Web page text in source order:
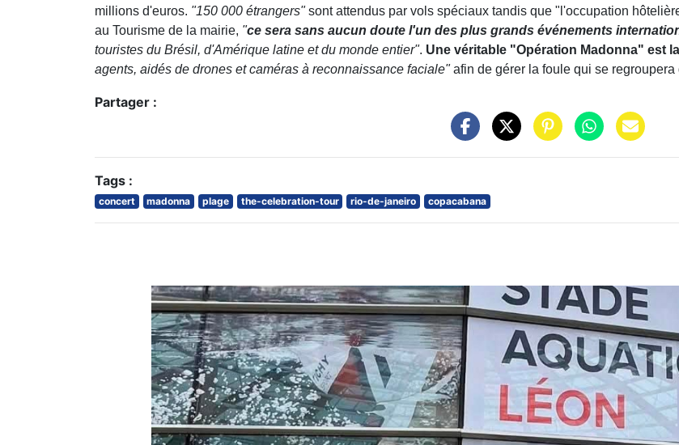
millions d'euros. "150 000 étrangers"sont attendus par vols spéciaux tandis que "l'occupation
au Tourisme de la mairie, "ce sera sans aucun doute l'un des plus grands événements
touristes du Brésil, d'Amérique latine et du monde entier". Une véritable "Opération Madonna" est
agents, aidés de drones et caméras à reconnaissance faciale"afin de gérer la foule qui se
Partager :
Tags :
concert madonna plage the-celebration-tour rio-de-janeiro copacabana